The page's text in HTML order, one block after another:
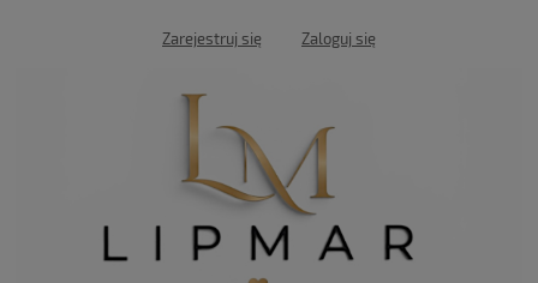
Zarejestruj się Zaloguj się